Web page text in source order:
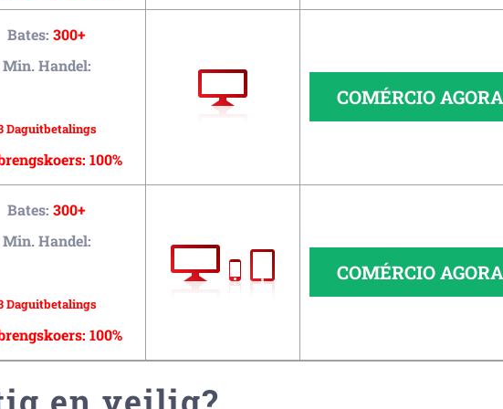
Bates: 300+
Min. Handel:
Daguitbetalings
100%
COMÉRCIO AGORA
Bates: 300+
Min. Handel:
Daguitbetalings
100%
COMÉRCIO AGORA